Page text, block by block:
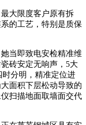
大限度客户原有拆
的工艺，特别是质保
当即致电安检精准维
砖安定无响声，5大
分明，精准定位进
面积下层松动导致的
扫描地面取墙面交代